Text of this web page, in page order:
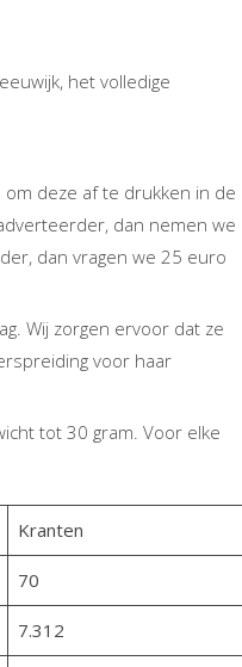
het volledige
om deze af te drukken in de
dan nemen we
dan vragen we 25 euro
Wij zorgen ervoor dat ze
voor haar
tot 30 gram. Voor elke
Kranten
70
7.312